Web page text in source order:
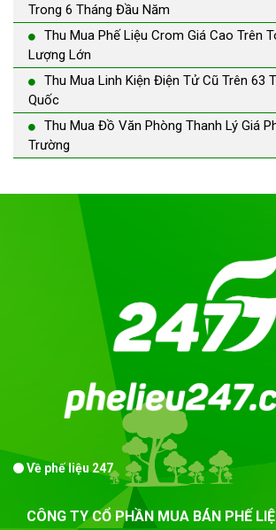
Trong 6 Tháng Đầu Năm
Thu Mua Phế Liệu Crom Giá Cao Trên
Lượng Lớn
Thu Mua Linh Kiện Điện Tử Cũ Trên 63
Quốc
Thu Mua Đồ Văn Phòng Thanh Lý Giá
Trường
Về phế liệu 247
CÔNG TY CỔ PHẦN MUA BÁN PHẾ